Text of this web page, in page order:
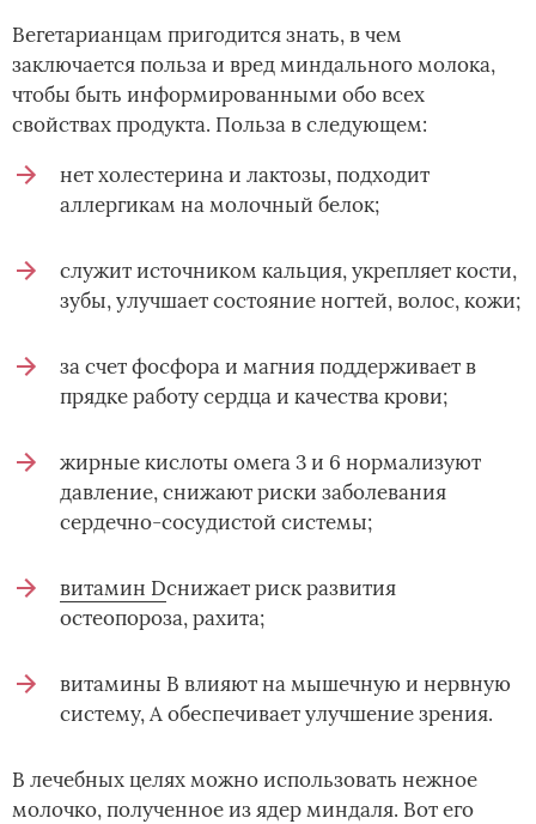
Вегетарианцам пригодится знать, в чем
заключается польза и вред миндального молока,
чтобы быть информированными обо всех
свойствах продукта. Польза в следующем:
нет холестерина и лактозы, подходит
аллергикам на молочный белок;
служит источником кальция, укрепляет кости,
зубы, улучшает состояние ногтей, волос, кожи;
за счет фосфора и магния поддерживает в
прядке работу сердца и качества крови;
жирные кислоты омега 3 и 6 нормализуют
давление, снижают риски заболевания
сердечно-сосудистой системы;
витамин D­снижает риск развития
остеопороза, рахита;
витамины В влияют на мышечную и нервную
систему, А обеспечивает улучшение зрения.
В лечебных целях можно использовать нежное
молочко, полученное из ядер миндаля. Вот его